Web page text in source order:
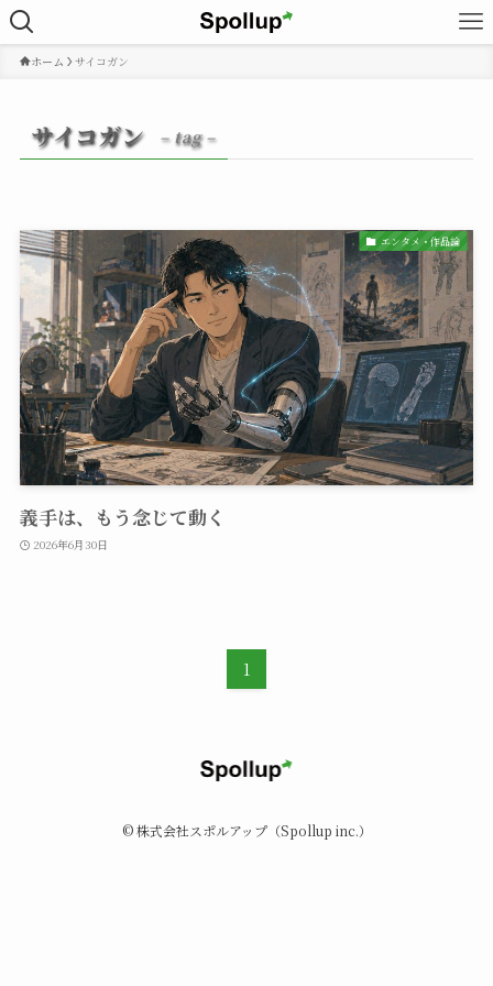
ホーム サイコガン
サイコガン – tag –
エンタメ・作品論
義手は、もう念じて動く
2026年6月30日
1
©株式会社スポルアップ（Spollup inc.）